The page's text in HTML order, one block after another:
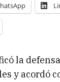
la
y acordó